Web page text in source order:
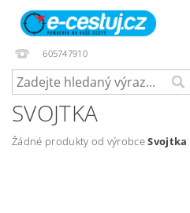
605747910
SVOJTKA
Žádné produkty od výrobceSvojtka